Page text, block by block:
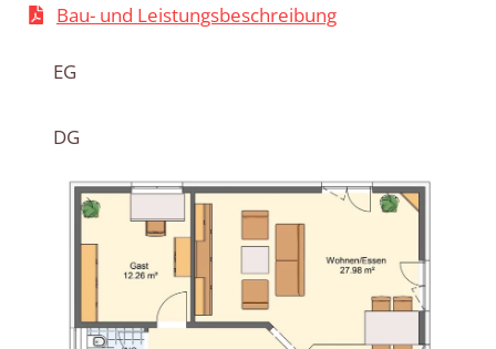
Bau- und Leistungsbeschreibung
EG
DG